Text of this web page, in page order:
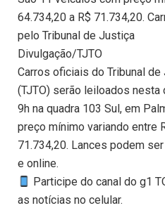
64.734,20 a R$ 71.734,20.
pelo Tribunal de Justiça
Divulgação/TJTO
Carros oficiais do Tribunal
(TJTO) serão leiloados nesta
9h na quadra 103 Sul, em
preço mínimo variando entre
71.734,20. Lances podem
e online.
Participe do canal do g1
as notícias no celular.